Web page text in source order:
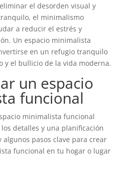
el desorden visual y
el minimalismo
a reducir el estrés y
Un espacio minimalista
en un refugio tranquilo
y el bullicio de la vida moderna.
un espacio
funcional
minimalista funcional
detalles y una planificación
algunos pasos clave para crear
funcional en tu hogar o lugar